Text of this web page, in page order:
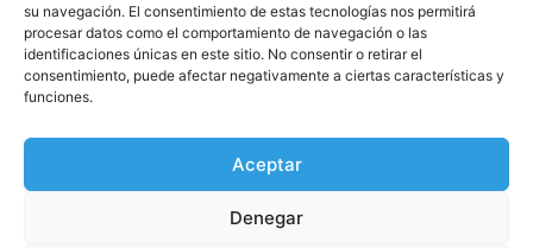
su navegación. El consentimiento de estas tecnologías nos permitirá
procesar datos como el comportamiento de navegación o las
identificaciones únicas en este sitio. No consentir o retirar el
consentimiento, puede afectar negativamente a ciertas características y
funciones.
Aceptar
Denegar
la Música Catalana en junio